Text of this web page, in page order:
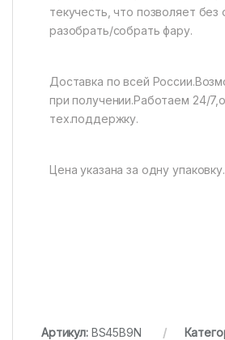
текучесть, что позволяет без
разобрать/собрать фару.
Доставка по всей
при получении.Работаем 24/
тех.поддержку.
Цена указана за одну упаковку.
Артикул: BS45B9N